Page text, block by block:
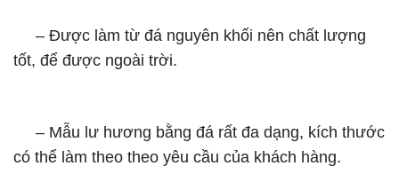
– Được làm từ đá nguyên khối nên chất lượng
tốt, để được ngoài trời.
– Mẫu lư hương bằng đá rất đa dạng, kích thước
có thể làm theo theo yêu cầu của khách hàng.